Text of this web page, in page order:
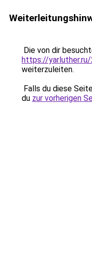
Die von dir
https://
weiterzuleiten.
Falls du diese
du zur vorherigen